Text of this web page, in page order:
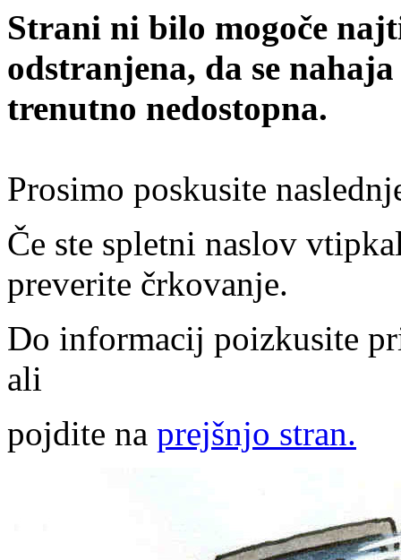
Strani ni bilo mogoče
odstranjena, da se
trenutno nedostopna.
Prosimo poskusite
Če ste spletni naslov
preverite črkovanje.
Do informacij poizkusite
ali
pojdite na prejšnjo stran.